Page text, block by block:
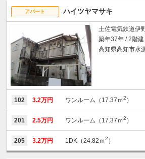
アパート ハイツヤマサキ
土佐電気鉄道伊
築年37年 / 2階建
高知県高知市水
102 3.2万円 ワンルーム（17.37ｍ2 ）
201 2.5万円 ワンルーム（17.37ｍ2 ）
205 3.2万円 1DK（24.82ｍ2 ）